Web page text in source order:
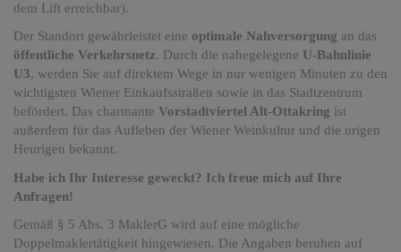
dem Lift erreichbar).
Der Standort gewährleistet eine optimale Nahversorgung an das
öffentliche Verkehrsnetz. Durch die nahegelegene U-Bahnlinie
U3, werden Sie auf direktem Wege in nur wenigen Minuten zu den
wichtigsten Wiener Einkaufsstraßen sowie in das Stadtzentrum
befördert. Das charmante Vorstadtviertel Alt-Ottakring ist
außerdem für das Aufleben der Wiener Weinkultur und die urigen
Heurigen bekannt.
Habe ich Ihr Interesse geweckt? Ich freue mich auf Ihre
Anfragen!
Gemäß § 5 Abs. 3 MaklerG wird auf eine mögliche
Doppelmaklertätigkeit hingewiesen. Die Angaben beruhen auf